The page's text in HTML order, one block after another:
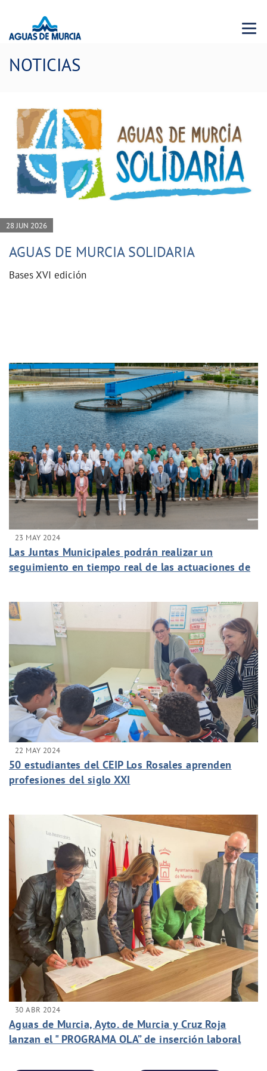
Menu
NOTICIAS
28 JUN 2026
AGUAS DE MURCIA SOLIDARIA
Bases XVI edición
23 MAY 2024
Las Juntas Municipales podrán realizar un
seguimiento en tiempo real de las actuaciones de
22 MAY 2024
50 estudiantes del CEIP Los Rosales aprenden
profesiones del siglo XXI
30 ABR 2024
Aguas de Murcia, Ayto. de Murcia y Cruz Roja
lanzan el " PROGRAMA OLA” de inserción laboral